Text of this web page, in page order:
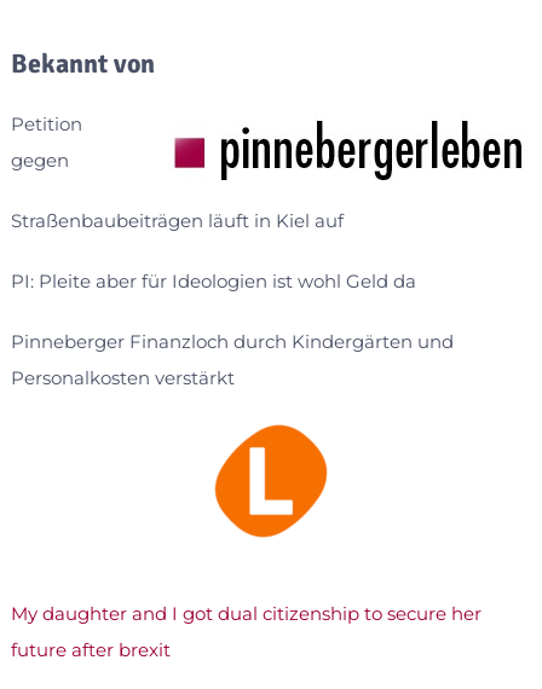
Bekannt von
Petition
gegen
Straßenbaubeiträgen läuft in Kiel auf
PI: Pleite aber für Ideologien ist wohl Geld da
Pinneberger Finanzloch durch Kindergärten und
Personalkosten verstärkt
My daughter and I got dual citizenship to secure her
future after brexit